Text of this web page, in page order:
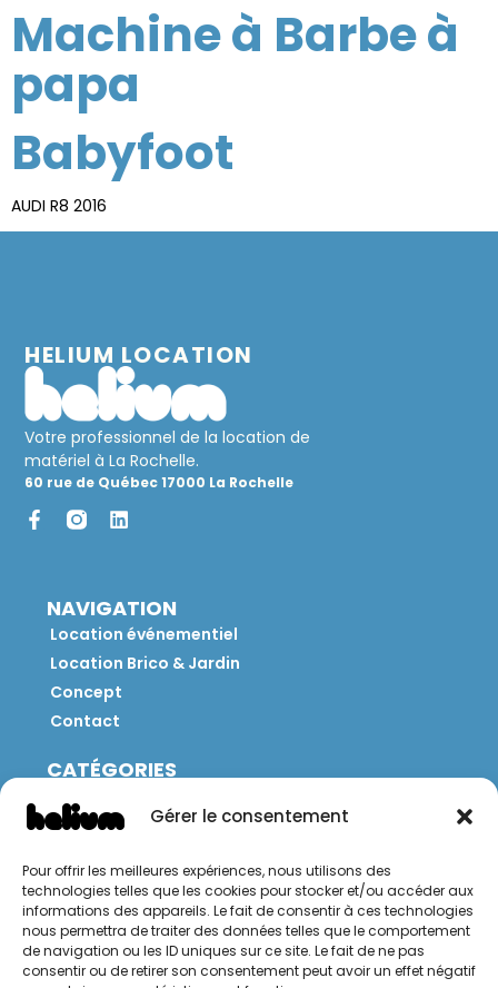
Gérer le consentement
Pour offrir les meilleures expériences, nous utilisons des
technologies telles que les cookies pour stocker et/ou accéder aux
informations des appareils. Le fait de consentir à ces technologies
nous permettra de traiter des données telles que le comportement
de navigation ou les ID uniques sur ce site. Le fait de ne pas
consentir ou de retirer son consentement peut avoir un effet négatif
Machine à Barbe à
papa
Babyfoot
AUDI R8 2016
HELIUM LOCATION
Votre professionnel de la location de
matériel à La Rochelle.
60 rue de Québec 17000 La Rochelle
NAVIGATION
Location événementiel
Location Brico & Jardin
Concept
Contact
CATÉGORIES
Mobilier
Brico
Jardin
CONTACT